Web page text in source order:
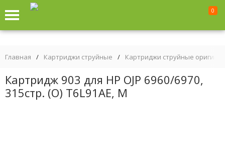
0
Главная / Картриджи струйные / Картриджи струйные
Картридж 903 для HP OJP 6960/6970,
315стр. (O) T6L91AE, M